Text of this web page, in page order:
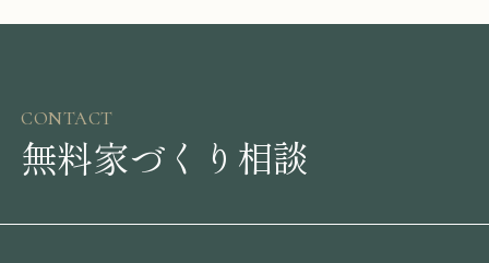
CONTACT
無料家づくり相談